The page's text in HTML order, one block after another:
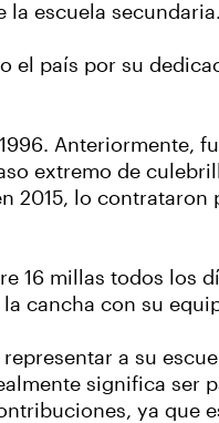
la escuela secundaria.
el país por su
Anteriormente,
extremo de
2015, lo
16 millas todos los
cancha con su
a su
significa ser
ya que